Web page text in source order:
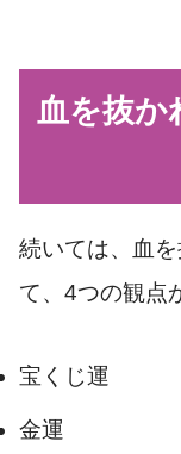
血を抜か
続いては、血
て、4つの観点
宝くじ運
金運